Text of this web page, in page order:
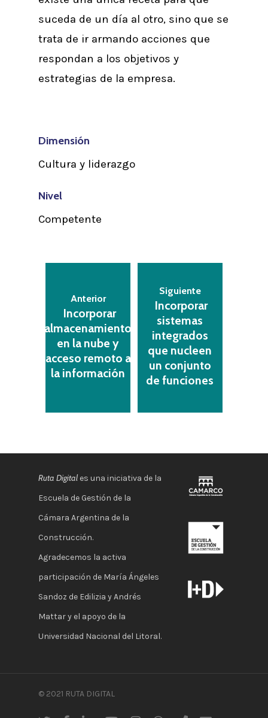
suceda de un día al otro, sino que se
trata de ir armando acciones que
respondan a los objetivos y
estrategias de la empresa.
Dimensión
Cultura y liderazgo
Nivel
Competente
Anterior
Incorporar
almacenamiento
en la nube y
acceso remoto a
la información
Siguiente
Incorporar
sistemas
integrados
que nucleen
un conjunto
de funciones
Ruta Digital es una iniciativa de la
Escuela de Gestión de la
Cámara Argentina de la
Construcción.
Agradecemos la activa
participación de María Ángeles
Sandoz de Edilizia y Andrés
Mattar y el apoyo de la
Universidad Nacional del Litoral.
© 2021 RUTA DIGITAL